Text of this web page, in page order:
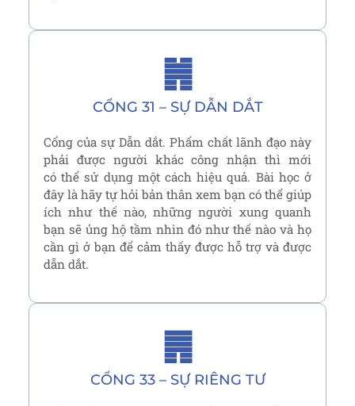
CỔNG 31 – SỰ DẪN DẮT
䷞
Cổng của sự Dẫn dắt. Phẩm chất lãnh đạo này
phải được người khác công nhận thì mới
có thể sử dụng một cách hiệu quả. Bài học ở
đây là hãy tự hỏi bản thân xem bạn có thể giúp
ích như thế nào, những người xung quanh
bạn sẽ ủng hộ tầm nhìn đó như thế nào và họ
cần gì ở bạn để cảm thấy được hỗ trợ và được
dẫn dắt.
CỔNG 33 – SỰ RIÊNG TƯ
䷠